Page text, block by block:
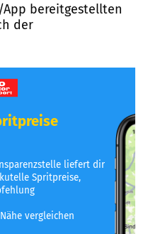
bereitgestellten
der
liefert dir
Spritpreise,
vergleichen